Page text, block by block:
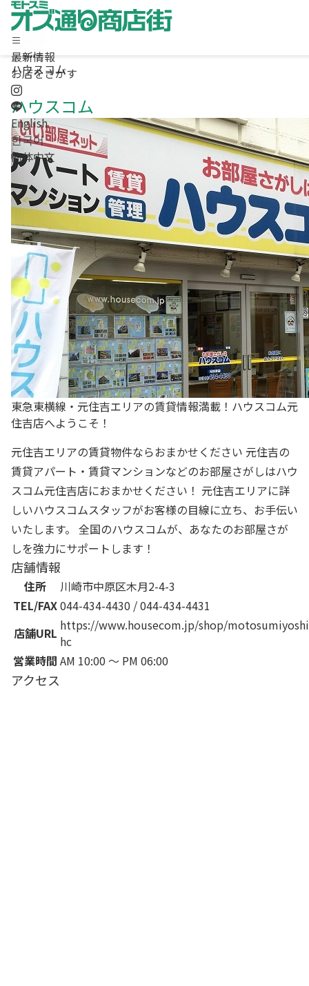
最新情報
お店をさがす
English
한국어
簡体中文
求人情報
商店街について / お問合わせ
English / 한국어/簡体中文
お店をさがす
不動産
ハウスコム
ハウスコム
東急東横線・元住吉エリアの賃貸情報満載！ハウスコム元
住吉店へようこそ！
元住吉エリアの賃貸物件ならおまかせください 元住吉の
賃貸アパート・賃貸マンションなどのお部屋さがしはハウ
スコム元住吉店におまかせください！ 元住吉エリアに詳
しいハウスコムスタッフがお客様の目線に立ち、お手伝い
いたします。 全国のハウスコムが、あなたのお部屋さが
しを強力にサポートします！
店舗情報
住所
川崎市中原区木月2-4-3
TEL/FAX044-434-4430 / 044-434-4431
店舗URL https://www.housecom.jp/shop/
hc
営業時間 AM 10:00 ～ PM 06:00
アクセス